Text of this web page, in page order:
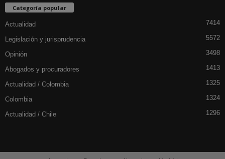
Categoría popular
Actualidad 7414
Legislación y jurisprudencia 5572
Opinión 3498
Abogados y procuradores 1413
Actualidad / Colombia 1325
Colombia 1324
Actualidad / Chile 1296